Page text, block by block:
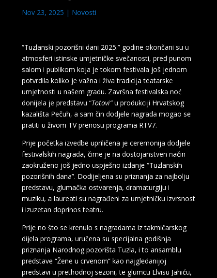
Nov 23, 2025 | Novosti
“Tuzlanski pozorišni dani 2025.” godine okončani su u
atmosferi istinske umjetničke svečanosti, pred punom
salom i publikom koja je tokom festivala još jednom
potvrdila koliko je važna i živa tradicija teatarske
umjetnosti u našem gradu. Završna festivalska noć
donijela je predstavu “Totovi”u produkciji Hrvatskog
kazališta Pečuh, a sam čin dodjele nagrada mogao se
pratiti u živom TV prenosu programa RTV7.
Prije početka izvedbe upriličena je ceremonija dodjele
festivalskih nagrada, čime je na dostojanstven način
zaokruženo još jedno uspješno izdanje “Tuzlanskih
pozorišnih dana”. Dodijeljena su priznanja za najbolju
predstavu, glumačka ostvarenja, dramaturgiju i
muziku, a laureati su nagrađeni za umjetničku izvrsnost
i izuzetan doprinos teatru.
Prije no što se krenulo s nagradama iz takmičarskog
dijela programa, uručena su specijalna godišnja
priznanja Narodnog pozorišta Tuzla, i to ansamblu
predstave “Žene u crvenom” kao najgledanijoj
predstavi u prethodnoj sezoni, te glumcu Elvisu Jahiću,